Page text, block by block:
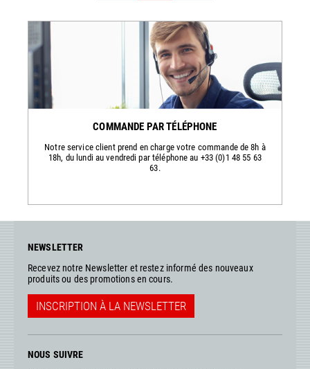
COMMANDE PAR TÉLÉPHONE
Notre service client prend en charge votre commande de 8h à
18h, du lundi au vendredi par téléphone au +33 (0)1 48 55 63
63.
NEWSLETTER
Recevez notre Newsletter et restez informé des nouveaux
produits ou des promotions en cours.
INSCRIPTION À LA NEWSLETTER
NOUS SUIVRE